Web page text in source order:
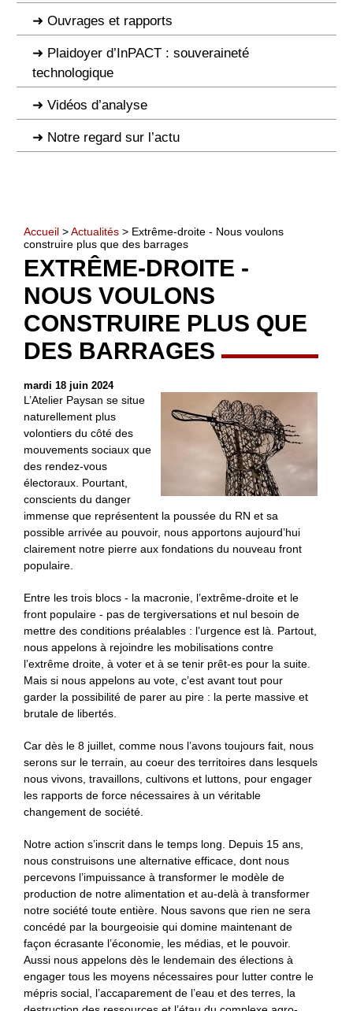
Ouvrages et rapports
Plaidoyer d’InPACT : souveraineté
technologique
Vidéos d’analyse
Notre regard sur l’actu
Accueil >Actualités > Extrême-droite - Nous voulons
construire plus que des barrages
EXTRÊME-DROITE -
NOUS VOULONS
CONSTRUIRE PLUS QUE
DES BARRAGES
mardi 18 juin 2024
L’Atelier Paysan se situe
naturellement plus
volontiers du côté des
mouvements sociaux que
des rendez-vous
électoraux. Pourtant,
conscients du danger
immense que représentent la poussée du RN et sa
possible arrivée au pouvoir, nous apportons aujourd’hui
clairement notre pierre aux fondations du nouveau front
populaire.
Entre les trois blocs - la macronie, l’extrême-droite et le
front populaire - pas de tergiversations et nul besoin de
mettre des conditions préalables : l’urgence est là. Partout,
nous appelons à rejoindre les mobilisations contre
l’extrême droite, à voter et à se tenir prêt-es pour la suite.
Mais si nous appelons au vote, c’est avant tout pour
garder la possibilité de parer au pire : la perte massive et
brutale de libertés.
Car dès le 8 juillet, comme nous l’avons toujours fait, nous
serons sur le terrain, au coeur des territoires dans lesquels
nous vivons, travaillons, cultivons et luttons, pour engager
les rapports de force nécessaires à un véritable
changement de société.
Notre action s’inscrit dans le temps long. Depuis 15 ans,
nous construisons une alternative efficace, dont nous
percevons l’impuissance à transformer le modèle de
production de notre alimentation et au-delà à transformer
notre société toute entière. Nous savons que rien ne sera
concédé par la bourgeoisie qui domine maintenant de
façon écrasante l’économie, les médias, et le pouvoir.
Aussi nous appelons dès le lendemain des élections à
engager tous les moyens nécessaires pour lutter contre le
mépris social, l’accaparement de l’eau et des terres, la